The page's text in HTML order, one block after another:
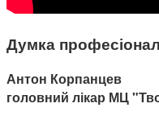
Думка
Антон Корпанцев
головний лікар МЦ